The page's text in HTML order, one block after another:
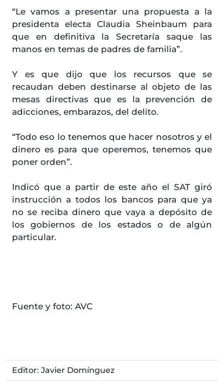
“Le vamos a presentar una propuesta a la
presidenta electa Claudia Sheinbaum para
que en definitiva la Secretaría saque las
manos en temas de padres de familia”.
Y es que dijo que los recursos que se
recaudan deben destinarse al objeto de las
mesas directivas que es la prevención de
adicciones, embarazos, del delito.
“Todo eso lo tenemos que hacer nosotros y el
dinero es para que operemos, tenemos que
poner orden”.
Indicó que a partir de este año el SAT giró
instrucción a todos los bancos para que ya
no se reciba dinero que vaya a depósito de
los gobiernos de los estados o de algún
particular.
Fuente y foto: AVC
Editor: Javier Domínguez